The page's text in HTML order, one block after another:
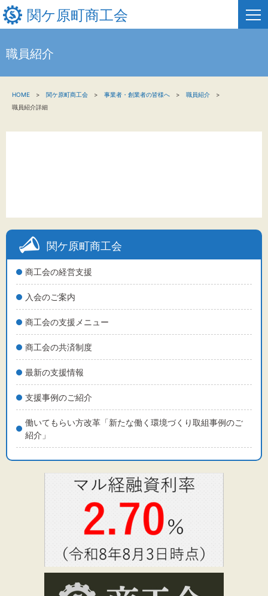
関ケ原町商工会
新着情報
文字サイズ
職員紹介
関ケ原町商工会
商工会の経営支援
入会のご案内
商工会の支援メニュー
商工会の共済制度
最新の支援情報
支援事例のご紹介
働いてもらい方改革「新たな働く環境づくり取組事例のご
紹介」
HOME 関ケ原町商工会 事業者・創業者の皆様へ
職員紹介
職員紹介詳細